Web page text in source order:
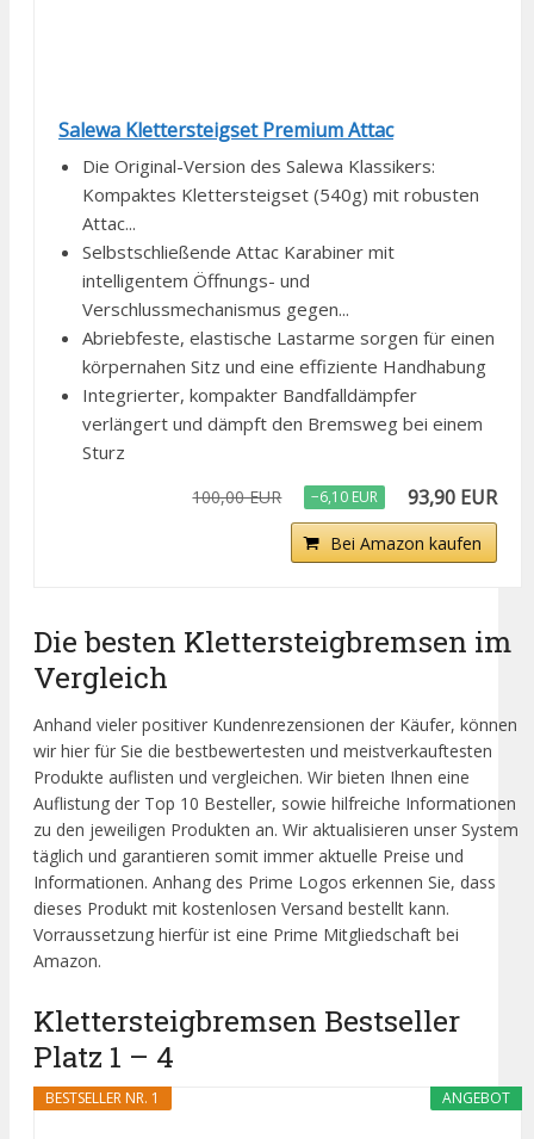
Salewa Klettersteigset Premium Attac
Die Original-Version des Salewa Klassikers:
Kompaktes Klettersteigset (540g) mit robusten
Attac...
Selbstschließende Attac Karabiner mit
intelligentem Öffnungs- und
Verschlussmechanismus gegen...
Abriebfeste, elastische Lastarme sorgen für einen
körpernahen Sitz und eine effiziente Handhabung
Integrierter, kompakter Bandfalldämpfer
verlängert und dämpft den Bremsweg bei einem
Sturz
100,00 EUR −6,10 EUR 93,90 EUR
Bei Amazon kaufen
Die besten Klettersteigbremsen im
Vergleich
Anhand vieler positiver Kundenrezensionen der Käufer, können
wir hier für Sie die bestbewertesten und meistverkauftesten
Produkte auflisten und vergleichen. Wir bieten Ihnen eine
Auflistung der Top 10 Besteller, sowie hilfreiche Informationen
zu den jeweiligen Produkten an. Wir aktualisieren unser System
täglich und garantieren somit immer aktuelle Preise und
Informationen. Anhang des Prime Logos erkennen Sie, dass
dieses Produkt mit kostenlosen Versand bestellt kann.
Vorraussetzung hierfür ist eine Prime Mitgliedschaft bei
Amazon.
Klettersteigbremsen Bestseller
Platz 1 – 4
ANGEBOT
BESTSELLER NR. 1